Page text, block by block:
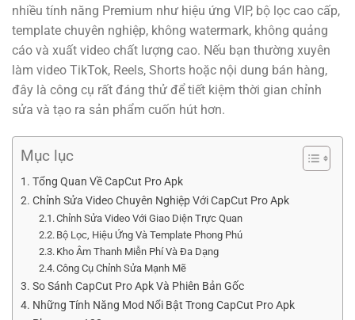
nhiều tính năng Premium như hiệu ứng VIP, bộ lọc cao cấp,
template chuyên nghiệp, không watermark, không quảng
cáo và xuất video chất lượng cao. Nếu bạn thường xuyên
làm video TikTok, Reels, Shorts hoặc nội dung bán hàng,
đây là công cụ rất đáng thử để tiết kiệm thời gian chỉnh
sửa và tạo ra sản phẩm cuốn hút hơn.
Mục lục
Tổng Quan Về CapCut Pro Apk
Chỉnh Sửa Video Chuyên Nghiệp Với CapCut Pro Apk
Chỉnh Sửa Video Với Giao Diện Trực Quan
Bộ Lọc, Hiệu Ứng Và Template Phong Phú
Kho Âm Thanh Miễn Phí Và Đa Dạng
Công Cụ Chỉnh Sửa Mạnh Mẽ
So Sánh CapCut Pro Apk Và Phiên Bản Gốc
Những Tính Năng Mod Nổi Bật Trong CapCut Pro Apk